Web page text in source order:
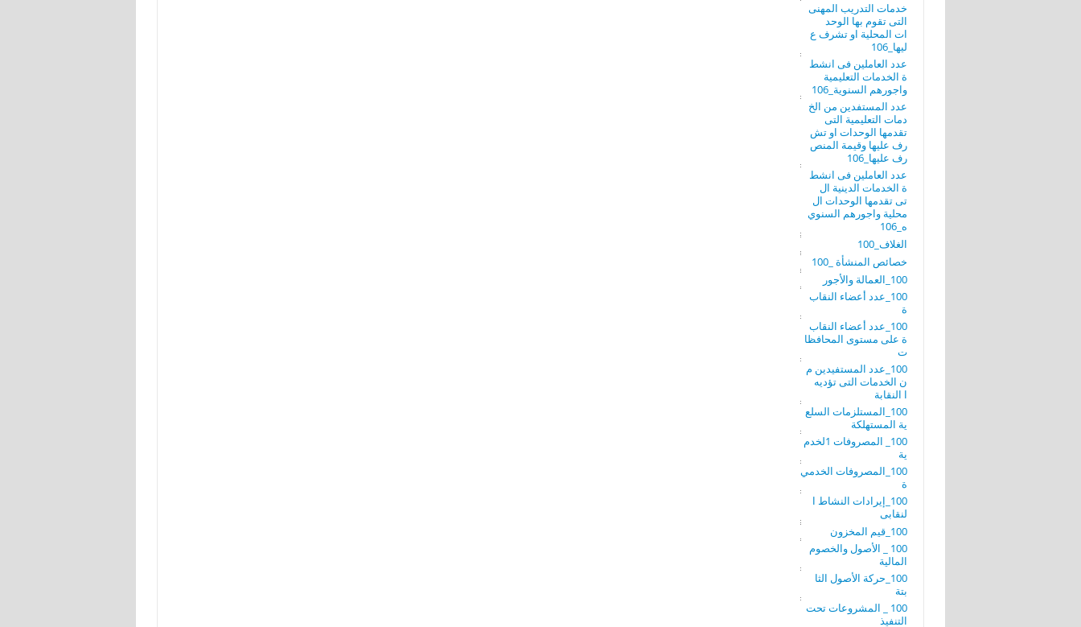
خدمات التدريب المهنى
التى تقوم بها الوحد
ات المحلية او تشرف ع
ليها_106
عدد العاملين فى انشط
ة الخدمات التعليمية
واجورهم السنوية_106
عدد المستفدين من الخ
دمات التعليمية التى
تقدمها الوحدات او تش
رف عليها وقيمة المنص
رف عليها_106
عدد العاملين فى انشط
ة الخدمات الدينية ال
تى تقدمها الوحدات ال
محلية واجورهم السنوي
ه_106
الغلاف_100
خصائص المنشأة _100
100_العمالة والأجور
100_عدد أعضاء النقاب
ة
100_عدد أعضاء النقاب
ة على مستوى المحافظا
ت
100_عدد المستفيدين م
ن الخدمات التى تؤديه
ا النقابة
100_المستلزمات السلع
ية المستهلكة
100_ المصروفات 1لخدم
ية
100_المصروفات الخدمي
ة
100_إيرادات النشاط ا
لنقابى
100_قيم المخزون
100 _ الأصول والخصوم
المالية
100_حركة الأصول الثا
بتة
100 _ المشروعات تحت
التنفيذ